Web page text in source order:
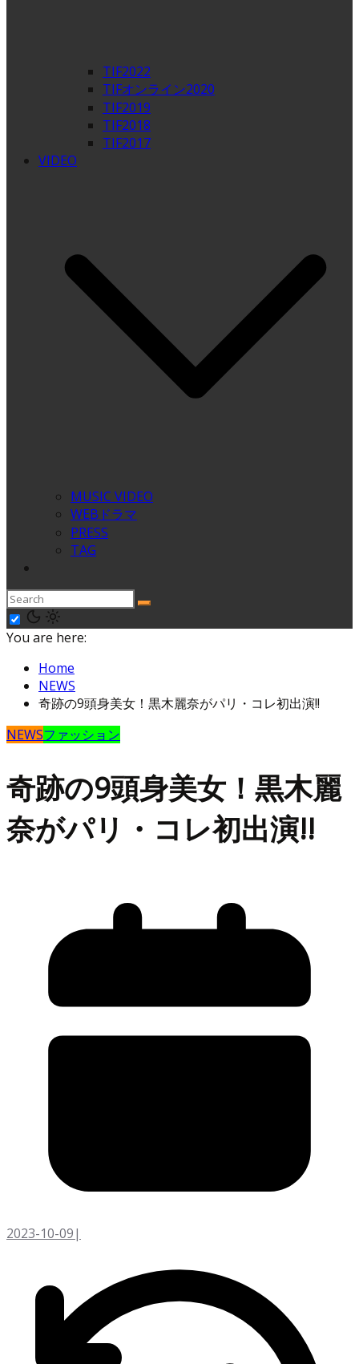
TIF2022
TIFオンライン2020
TIF2019
TIF2018
TIF2017
VIDEO
MUSIC VIDEO
WEBドラマ
PRESS
TAG
You are here:
Home
NEWS
奇跡の9頭身美女！黒木麗奈がパリ・コレ初出演!!
NEWSファッション
奇跡の9頭身美女！黒木麗
奈がパリ・コレ初出演!!
2023-10-09|